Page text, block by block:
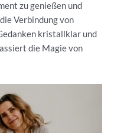
zu genießen und
Verbindung von
kristallklar und
die Magie von